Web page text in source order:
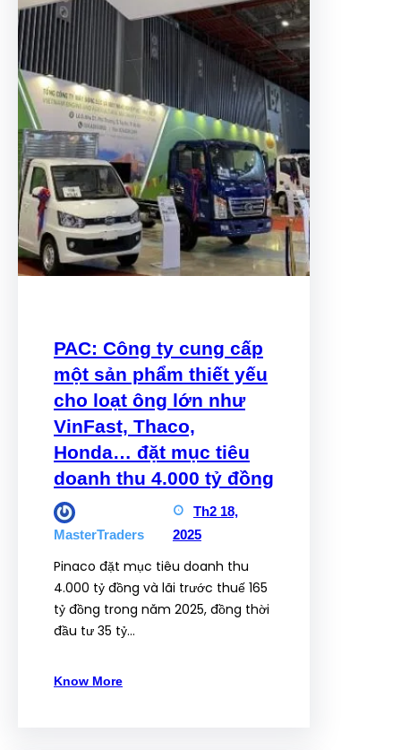
PAC: Công ty cung cấp
một sản phẩm thiết yếu
cho loạt ông lớn như
VinFast, Thaco,
Honda… đặt mục tiêu
doanh thu 4.000 tỷ đồng
MasterTraders
Th2 18,
2025
Pinaco đặt mục tiêu doanh thu
4.000 tỷ đồng và lãi trước thuế 165
tỷ đồng trong năm 2025, đồng thời
đầu tư 35 tỷ…
Know More